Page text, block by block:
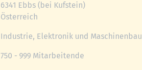
6341 Ebbs (bei Kufstein)
Österreich
Industrie, Elektronik und Maschinenbau
750 - 999 Mitarbeitende